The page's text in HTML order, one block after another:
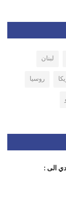
لبنان
روسيا
الى :